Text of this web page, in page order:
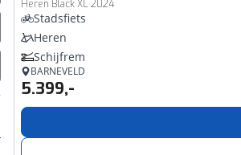
Heren Black XL 2024
Stadsfiets
Heren
Schijfrem
BARNEVELD
5.399,-